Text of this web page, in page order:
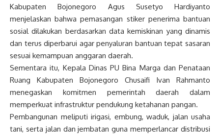
Kabupaten Bojonegoro Agus Susetyo Hardiyanto
menjelaskan bahwa pemasangan stiker penerima bantuan
sosial dilakukan berdasarkan data kemiskinan yang dinamis
dan terus diperbarui agar penyaluran bantuan tepat sasaran
sesuai kemampuan anggaran daerah.
Sementara itu, Kepala Dinas PU Bina Marga dan Penataan
Ruang Kabupaten Bojonegoro Chusaifi Ivan Rahmanto
menegaskan komitmen pemerintah daerah dalam
memperkuat infrastruktur pendukung ketahanan pangan.
Pembangunan meliputi irigasi, embung, waduk, jalan usaha
tani, serta jalan dan jembatan guna memperlancar distribusi